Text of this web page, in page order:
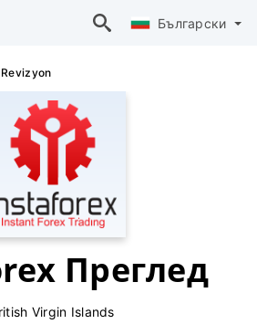
Български
Преглед
Virgin Islands